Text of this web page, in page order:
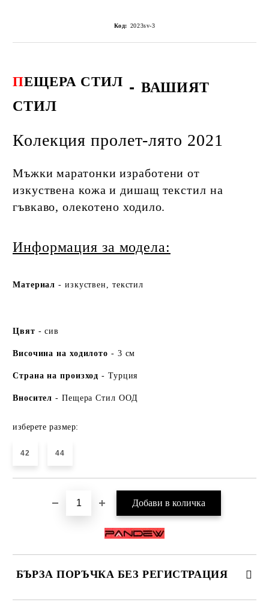
Код: 2023sv-3
ПЕЩЕРА СТИЛ - ВАШИЯТ
СТИЛ
Колекция пролет-лято 2021
Мъжки маратонки изработени от
изкуствена кожа и дишащ текстил на
гъвкаво, олекотено ходило.
Информация за модела:
Материал- изкуствен, текстил
Цвят - сив
Височина на ходилото - 3 см
Страна на произход - Турция
Вносител- Пещера Стил ООД
изберете размер:
42 44
БЪРЗА ПОРЪЧКА БЕЗ РЕГИСТРАЦИЯ